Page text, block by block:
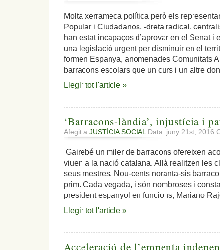
Molta xerrameca política però els
Popular i Ciudadanos, -dreta radical,
han estat incapaços d’aprovar en el Senat i
una legislació urgent per disminuir en el
formen Espanya, anomenades Comunitats
barracons escolars que un curs i un altre
Llegir tot l'article »
‘Barracons-làndia’, injustícia i
Afegit a JUSTÍCIA SOCIAL Data: juny 21st, 2016
Gairebé un miler de barracons ofereixen
viuen a la nació catalana. Allà realitzen les
seus mestres. Nou-cents noranta-sis
prim. Cada vegada, i són nombroses i
president espanyol en funcions, Mariano
Llegir tot l'article »
Acceleració de l’empenta